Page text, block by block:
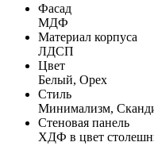
Фасад
МДФ
Материал корпуса
ЛДСП
Цвет
Белый, Орех
Стиль
Минимализм,
Стеновая панель
ХДФ в цвет